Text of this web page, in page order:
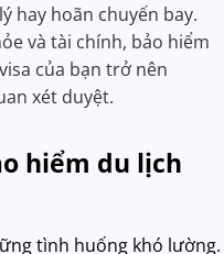
hay hoãn chuyến bay.
và tài chính, bảo hiểm
của bạn trở nên
xét duyệt.
hiểm du lịch
tình huống khó lường.